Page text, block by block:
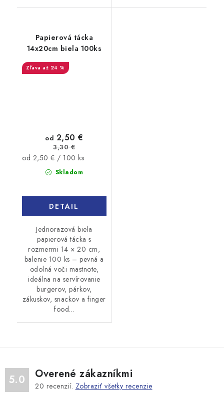
Papierová tácka
14x20cm biela 100ks
až 24 %
Skladom
od 2,50 €
3,30 €
Jednotková
od 2,50 € / 100 ks
DETAIL
Jednorazová biela
papierová tácka s
rozmermi 14 × 20 cm,
balenie 100 ks – pevná a
odolná voči mastnote,
ideálna na servírovanie
burgerov, párkov,
zákuskov, snackov a finger
food...
5.0 Overené zákazníkmi
20 recenzií. Zobraziť všetky recenzie